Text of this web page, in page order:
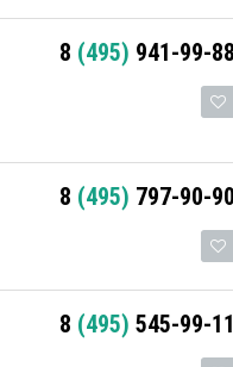
8 (495) 941-99-88
8 (495) 797-90-90
8 (495) 545-99-11